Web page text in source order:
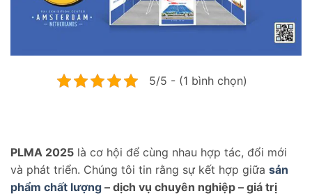
5/5 - (1 bình chọn)
PLMA 2025 là cơ hội để cùng nhau hợp tác, đổi mới
và phát triển. Chúng tôi tin rằng sự kết hợp giữa sản
phẩm chất lượng – dịch vụ chuyên nghiệp – giá trị